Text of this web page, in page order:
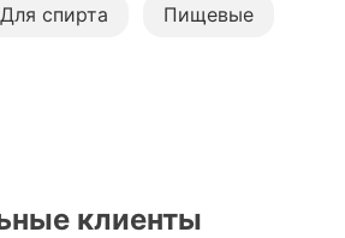
Для спирта Пищевые
клиенты